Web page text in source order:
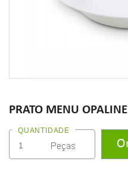
PRATO MENU
QUANTIDADE